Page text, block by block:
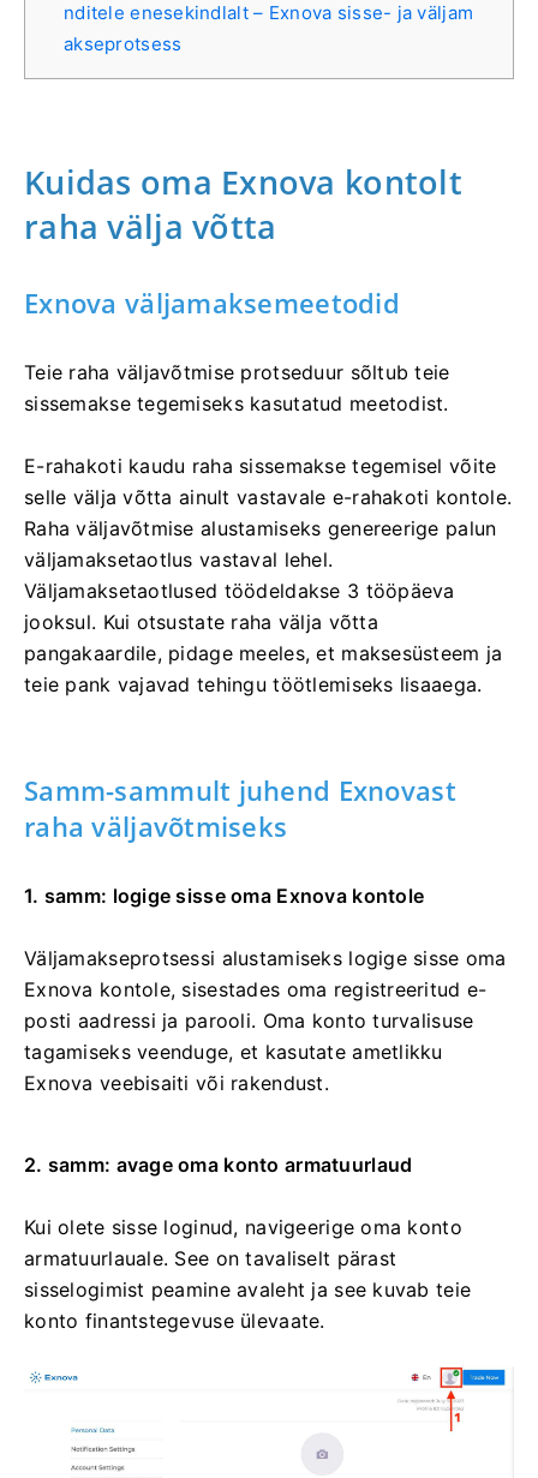
nditele enesekindlalt – Exnova sisse- ja väljam
akseprotsess
Kuidas oma Exnova kontolt
raha välja võtta
Exnova väljamaksemeetodid
Teie raha väljavõtmise protseduur sõltub teie
sissemakse tegemiseks kasutatud meetodist.
E-rahakoti kaudu raha sissemakse tegemisel võite
selle välja võtta ainult vastavale e-rahakoti kontole.
Raha väljavõtmise alustamiseks genereerige palun
väljamaksetaotlus vastaval lehel.
Väljamaksetaotlused töödeldakse 3 tööpäeva
jooksul. Kui otsustate raha välja võtta
pangakaardile, pidage meeles, et maksesüsteem ja
teie pank vajavad tehingu töötlemiseks lisaaega.
Samm-sammult juhend Exnovast
raha väljavõtmiseks
1. samm: logige sisse oma Exnova kontole
Väljamakseprotsessi alustamiseks logige sisse oma
Exnova kontole, sisestades oma registreeritud e-
posti aadressi ja parooli. Oma konto turvalisuse
tagamiseks veenduge, et kasutate ametlikku
Exnova veebisaiti või rakendust.
2. samm: avage oma konto armatuurlaud
Kui olete sisse loginud, navigeerige oma konto
armatuurlauale. See on tavaliselt pärast
sisselogimist peamine avaleht ja see kuvab teie
konto finantstegevuse ülevaate.